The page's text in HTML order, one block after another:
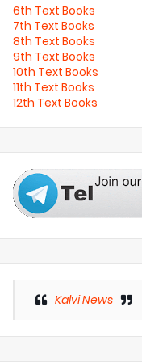
6th Text Books
7th Text Books
8th Text Books
9th Text Books
10th Text Books
11th Text Books
12th Text Books
Kalvi News